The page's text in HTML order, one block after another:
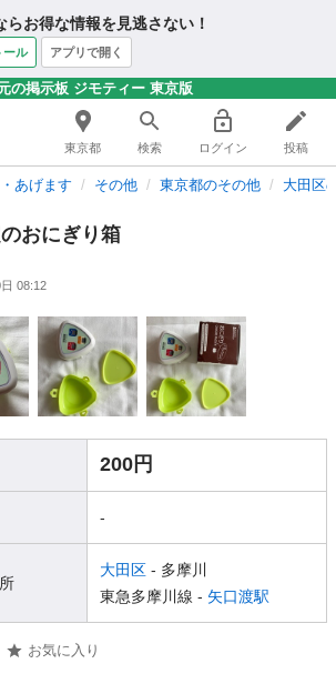
らお得な情報を見逃さない！
ール アプリで開く
の掲示板 ジモティー 東京版
東京都 検索 ログイン 投稿
あげます その他 東京都のその他 大田区
おにぎり箱
08:12
200円
-
大田区 - 多摩川
東急多摩川線 - 矢口渡駅
お気に入り